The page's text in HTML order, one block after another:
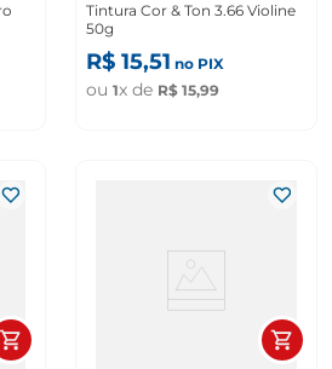
Tintura Cor & Ton 3.66 Violine
50g
R$ 15,51 no PIX
ou 1x de R$ 15,99